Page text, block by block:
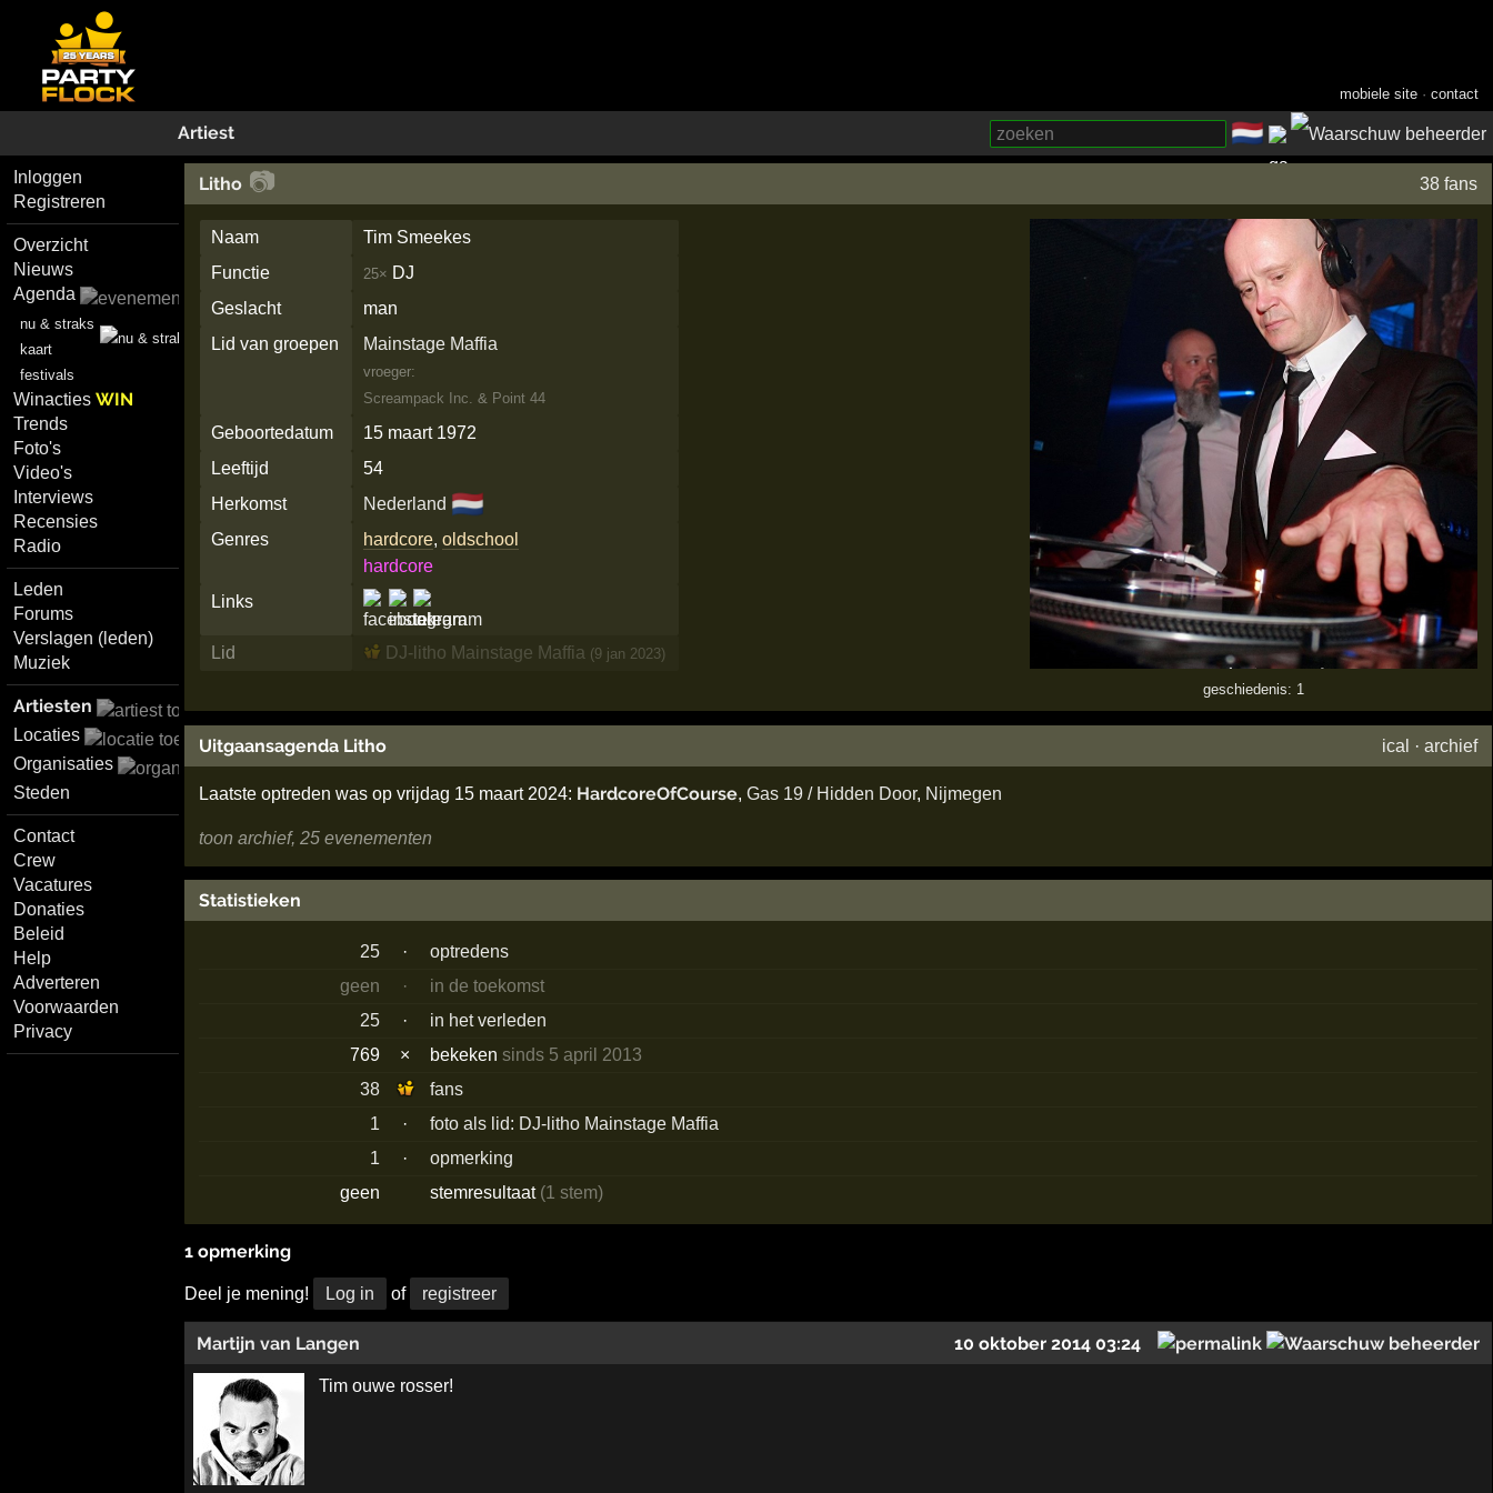
mobiele site ·contact
Artiest 🇳🇱
Inloggen
Registreren
Overzicht
Nieuws
Agenda
nu & straks
kaart
festivals
WinactiesWIN
Trends
Foto's
Video's
Interviews
Recensies
Radio
Leden
Forums
Verslagen (leden)
Muziek
Artiesten
Locaties
Organisaties
Steden
Contact
Crew
Vacatures
Donaties
Beleid
Help
Adverteren
Voorwaarden
Privacy
Litho 📷 38 fans
geschiedenis: 1
Naam
Tim Smeekes
Functie
25× DJ
Geslacht
man
Lid van groepen
Mainstage Maffia
vroeger:
Screampack Inc. & Point 44
Geboortedatum
15 maart 1972
Leeftijd
54
Herkomst
Nederland 🇳🇱
Genres hardcore,oldschool
hardcore
Links
Lid DJ-litho Mainstage Maffia (9 jan 2023)
Uitgaansagenda Litho ical ·archief
Laatste optreden was op vrijdag 15 maart 2024: HardcoreOfCourse, Gas 19 / Hidden Door, Nijmegen
toon archief, 25 evenementen
Statistieken
25 ·
optredens
geen
·
in de toekomst
25
·
in het verleden
769
× bekekensinds 5 april 2013
38
fans
1
·
foto als lid: DJ-litho Mainstage Maffia
1
·
opmerking
geen
stemresultaat (1 stem)
1 opmerking
Deel je mening! Log in of registreer
Martijn van Langen 10 oktober 2014 03:24
Tim ouwe rosser!